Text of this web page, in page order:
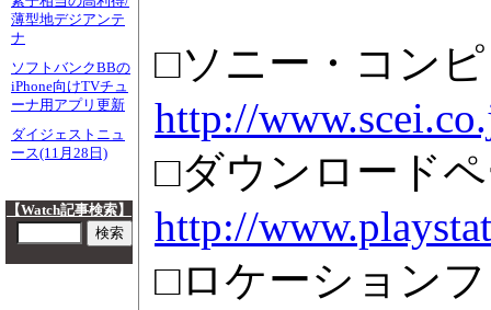
薄型地デジアンテ
ナ
ソフトバンクBBの
iPhone向けTVチュ
ーナ用アプリ更新
ダイジェストニュ
ース(11月28日)
【Watch記事検索】
□ソニー・コン
http://
□ダウンロード
http://
□ロケーション